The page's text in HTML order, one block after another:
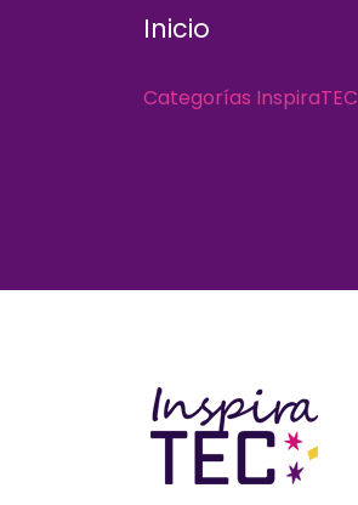
Inicio
Categorías InspiraTEC